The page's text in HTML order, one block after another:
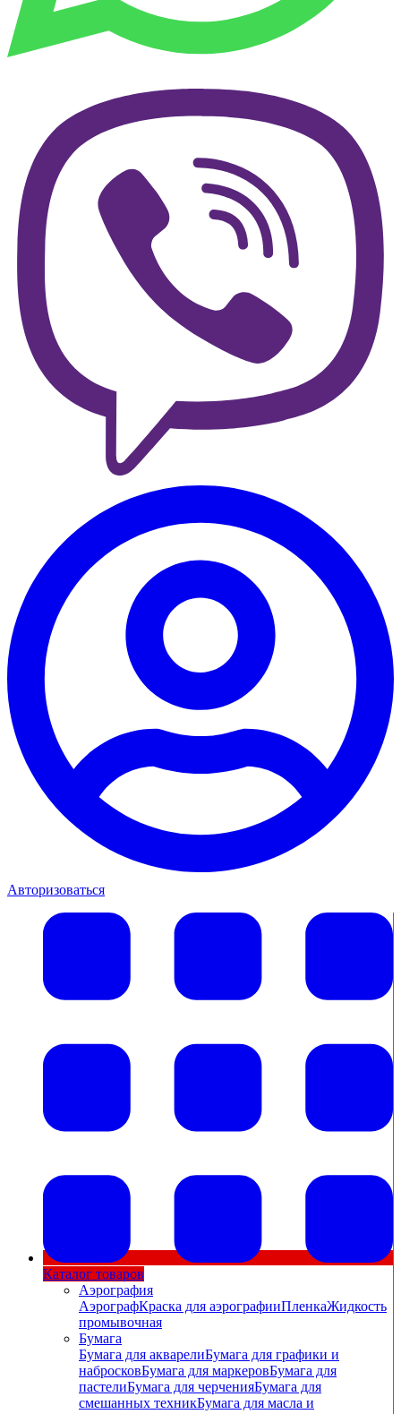
Авторизоваться
Каталог товаров
Аэрография
АэрографКраска для аэрографииПленкаЖидкость
промывочная
Бумага
Бумага для акварелиБумага для графики и
набросковБумага для маркеровБумага для
пастелиБумага для черченияБумага для
смешанных техникБумага для масла и